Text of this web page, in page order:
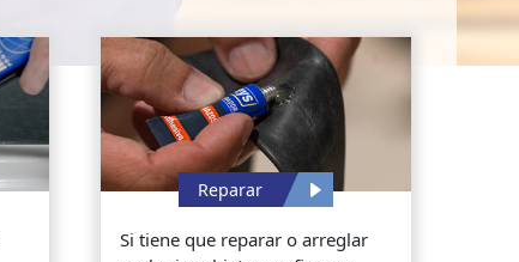
Reparar
Si tiene que reparar o arreglar